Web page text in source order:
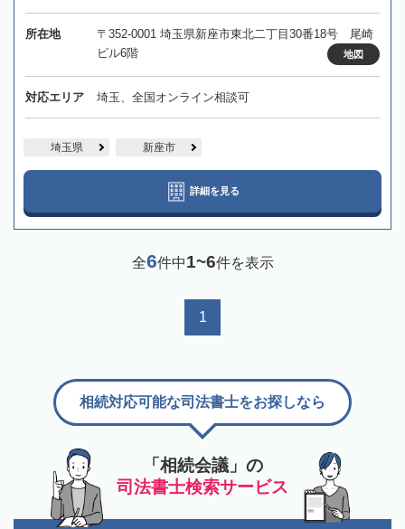
所在地
〒352-0001 埼玉県新座市東北二丁目30番18号 尾崎
ビル6階
地図
対応エリア 埼玉、全国オンライン相談可
埼玉県 新座市
詳細を見る
全6件中1~6件を表示
1
「相続会議」の
司法書士検索サービス
相続対応可能な司法書士をお探しなら